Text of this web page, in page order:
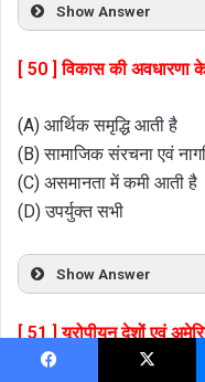
Show Answer
[ 50 ] विकास की
(A) आर्थिक समृद्धि आती है
(B) सामाजिक संरचना एवं
(C) असमानता में कमी आती है
(D) उपर्युक्त सभी
Show Answer
[ 51 ] यूरोपीयन देशों एवं